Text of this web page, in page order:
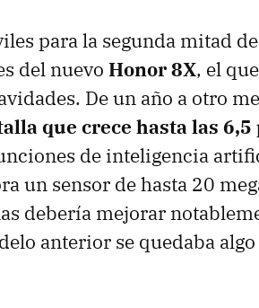
para la segunda mitad
del nuevo Honor 8X, el
De un año a otro
que crece hasta las 6,5
de inteligencia
un sensor de hasta 20
debería mejorar
anterior se quedaba